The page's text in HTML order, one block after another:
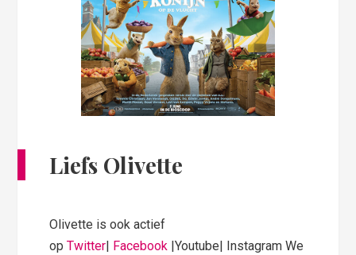
Liefs Olivette
Olivette is ook actief
opTwitter| Facebook |Youtube| Instagram We